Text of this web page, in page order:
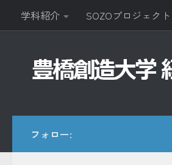
コンテンツへスキップ
学科紹介 SOZOプロジェクト
フォロー: